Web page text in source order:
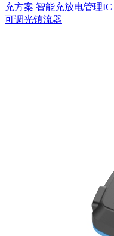
充方案 智能充放电管理IC
可调光镇流器